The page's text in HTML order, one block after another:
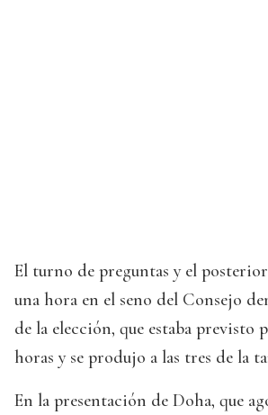
El turno de preguntas y el
una hora en el seno del Consejo
de la elección, que estaba previsto
horas y se produjo a las tres de la
En la presentación de Doha, que